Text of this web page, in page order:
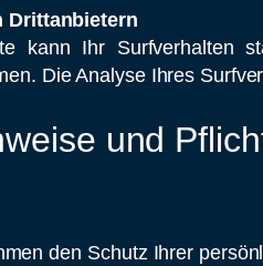
Drittanbietern
kann Ihr Surfverhalten
Die Analyse Ihres
und
den Schutz Ihrer